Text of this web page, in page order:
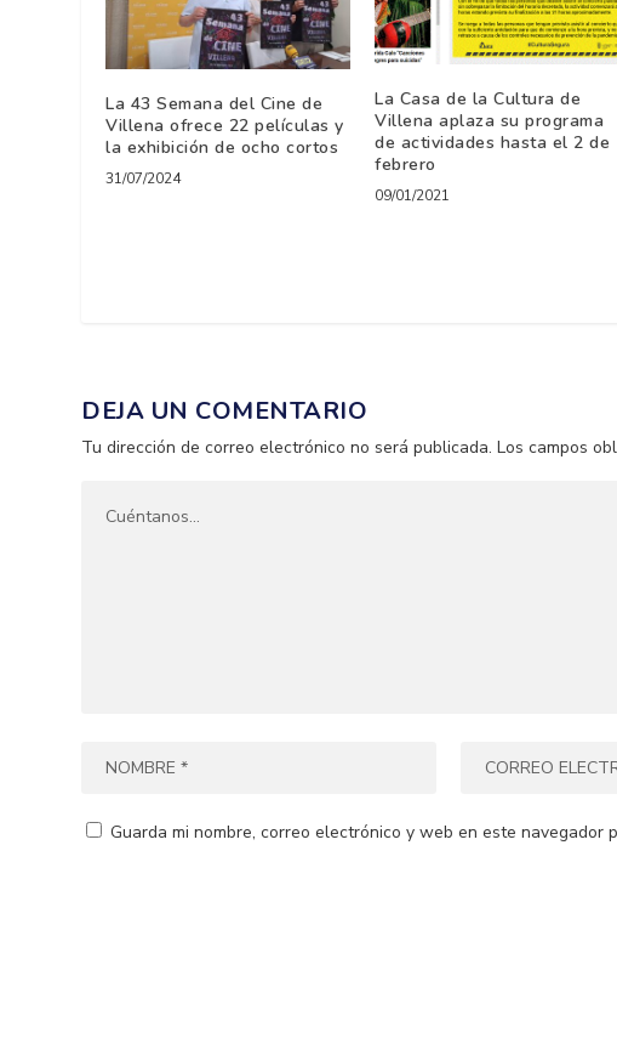
La 43 Semana del Cine de
Villena ofrece 22 películas y
la exhibición de ocho cortos
31/07/2024
La Casa de la Cultura de
Villena aplaza su programa
de actividades hasta el 2 de
febrero
09/01/2021
DEJA UN COMENTARIO
Tu dirección de correo electrónico no será publicada. Los campos
Guarda mi nombre, correo electrónico y web en este navegador